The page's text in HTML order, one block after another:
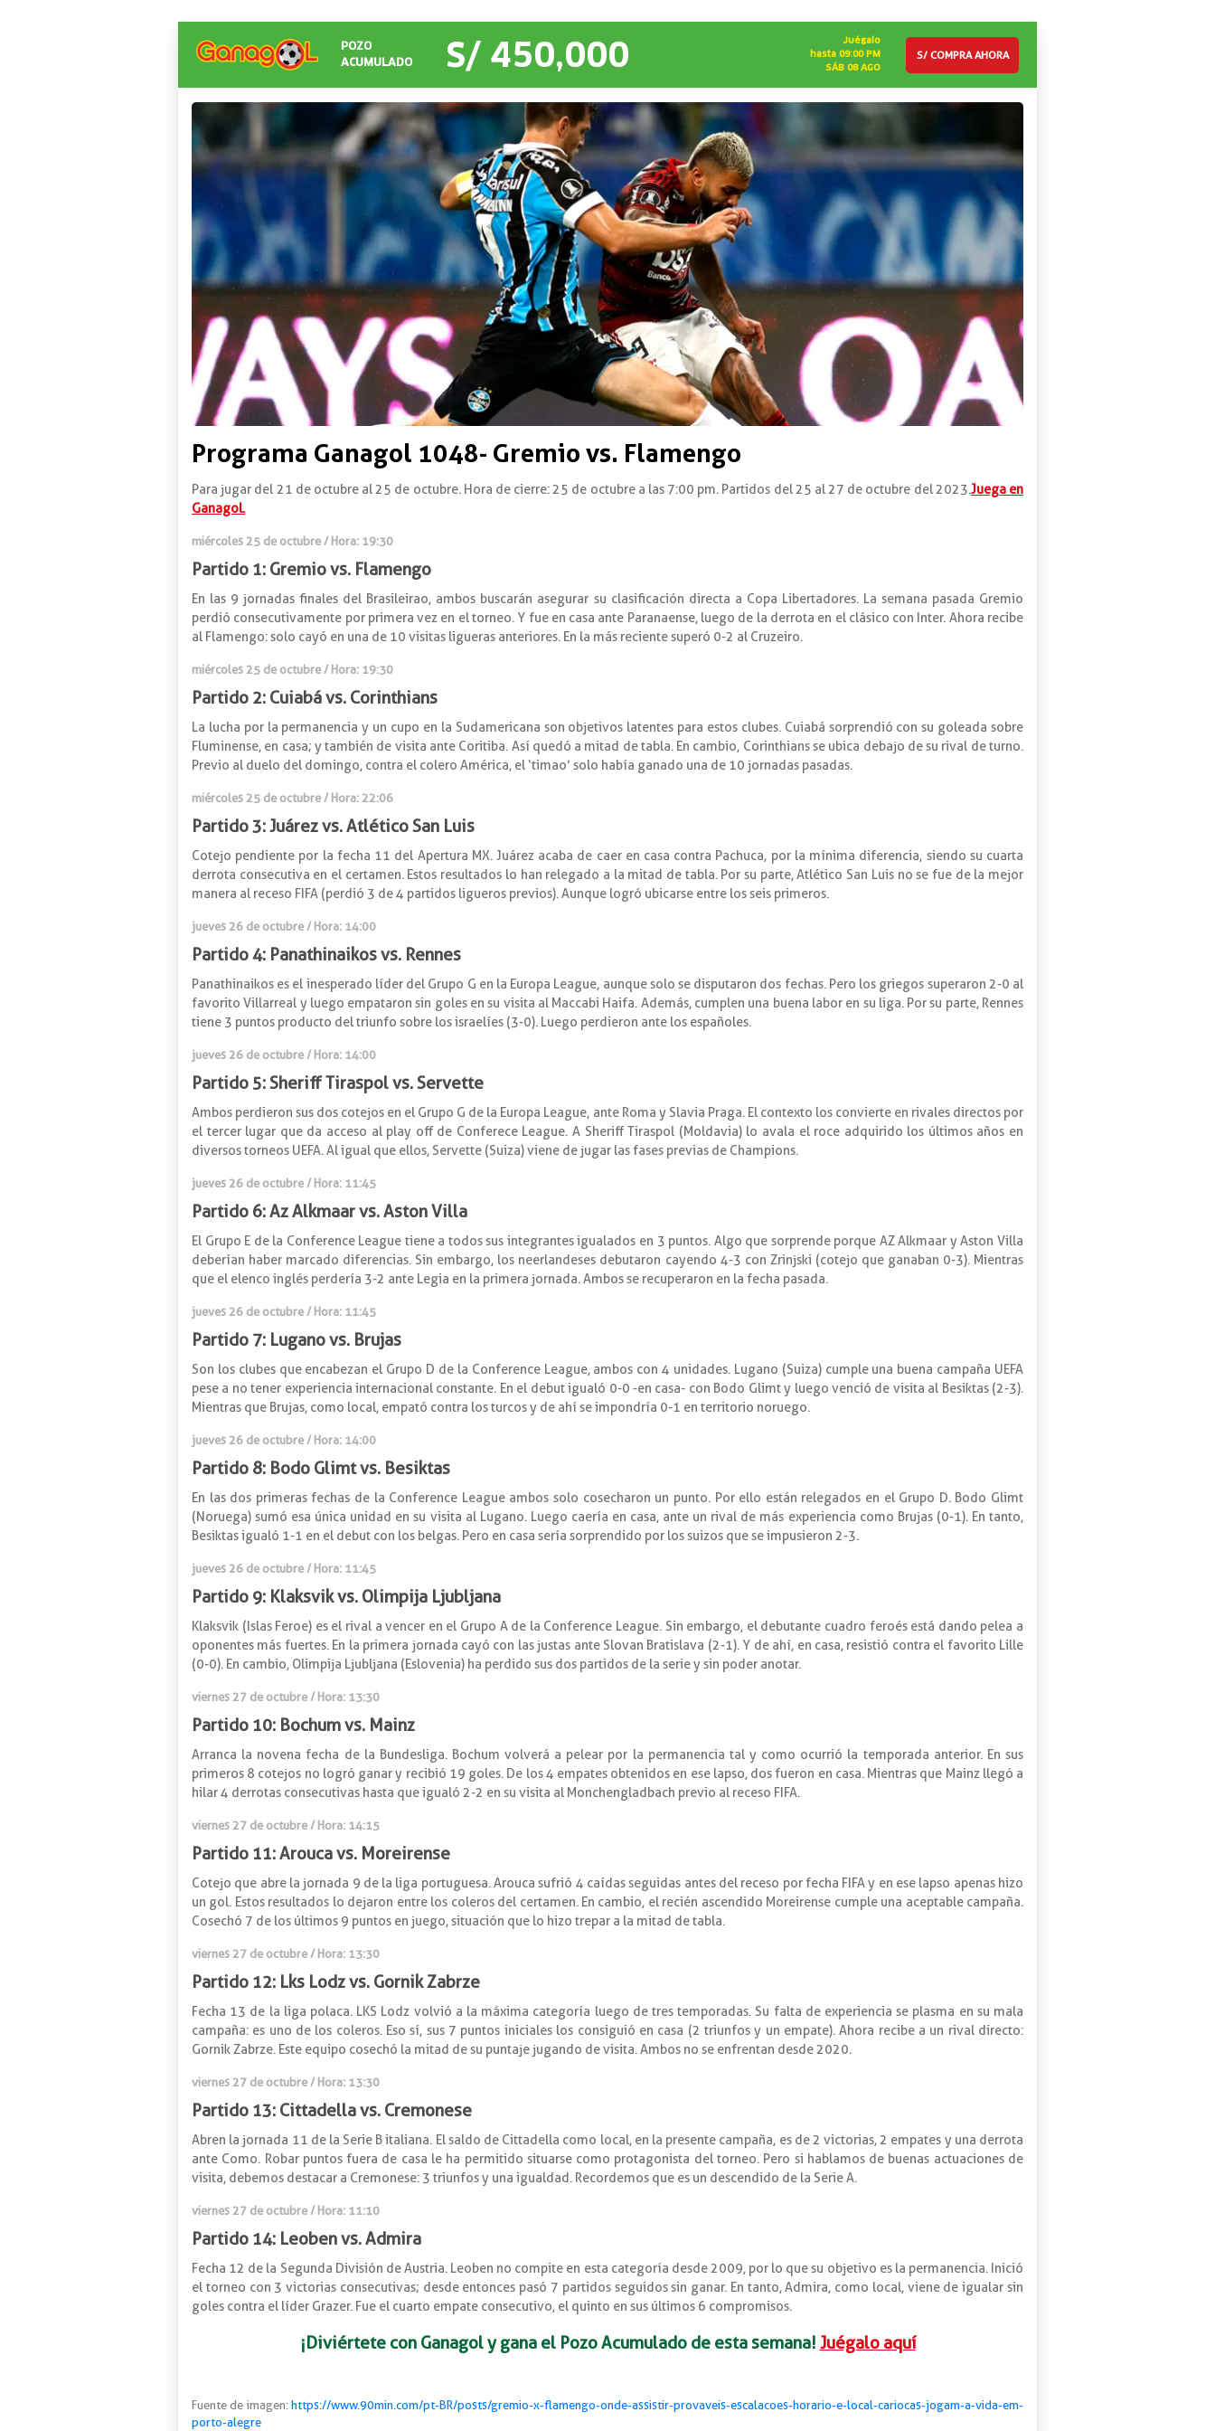
POZO
ACUMULADO
S/ 450,000
Juégalo
hasta 09:00 PM
SÁB 08 AGO
S/ COMPRA AHORA
Programa Ganagol 1048- Gremio vs. Flamengo
Para jugar del 21 de octubre al 25 de octubre. Hora de cierre: 25 de octubre a las 7:00 pm. Partidos del 25 al 27 de octubre del 2023.Juega en
Ganagol.
miércoles 25 de octubre / Hora: 19:30
Partido 1: Gremio vs. Flamengo
En las 9 jornadas finales del Brasileirao, ambos buscarán asegurar su clasificación directa a Copa Libertadores. La semana pasada Gremio
perdió consecutivamente por primera vez en el torneo. Y fue en casa ante Paranaense, luego de la derrota en el clásico con Inter. Ahora recibe
al Flamengo: solo cayó en una de 10 visitas ligueras anteriores. En la más reciente superó 0-2 al Cruzeiro.
miércoles 25 de octubre / Hora: 19:30
Partido 2: Cuiabá vs. Corinthians
La lucha por la permanencia y un cupo en la Sudamericana son objetivos latentes para estos clubes. Cuiabá sorprendió con su goleada sobre
Fluminense, en casa; y también de visita ante Coritiba. Así quedó a mitad de tabla. En cambio, Corinthians se ubica debajo de su rival de turno.
Previo al duelo del domingo, contra el colero América, el ‘timao’ solo había ganado una de 10 jornadas pasadas.
miércoles 25 de octubre / Hora: 22:06
Partido 3: Juárez vs. Atlético San Luis
Cotejo pendiente por la fecha 11 del Apertura MX. Juárez acaba de caer en casa contra Pachuca, por la mínima diferencia, siendo su cuarta
derrota consecutiva en el certamen. Estos resultados lo han relegado a la mitad de tabla. Por su parte, Atlético San Luis no se fue de la mejor
manera al receso FIFA (perdió 3 de 4 partidos ligueros previos). Aunque logró ubicarse entre los seis primeros.
jueves 26 de octubre / Hora: 14:00
Partido 4: Panathinaikos vs. Rennes
Panathinaikos es el inesperado líder del Grupo G en la Europa League, aunque solo se disputaron dos fechas. Pero los griegos superaron 2-0 al
favorito Villarreal y luego empataron sin goles en su visita al Maccabi Haifa. Además, cumplen una buena labor en su liga. Por su parte, Rennes
tiene 3 puntos producto del triunfo sobre los israelíes (3-0). Luego perdieron ante los españoles.
jueves 26 de octubre / Hora: 14:00
Partido 5: Sheriff Tiraspol vs. Servette
Ambos perdieron sus dos cotejos en el Grupo G de la Europa League, ante Roma y Slavia Praga. El contexto los convierte en rivales directos por
el tercer lugar que da acceso al play off de Conferece League. A Sheriff Tiraspol (Moldavia) lo avala el roce adquirido los últimos años en
diversos torneos UEFA. Al igual que ellos, Servette (Suiza) viene de jugar las fases previas de Champions.
jueves 26 de octubre / Hora: 11:45
Partido 6: Az Alkmaar vs. Aston Villa
El Grupo E de la Conference League tiene a todos sus integrantes igualados en 3 puntos. Algo que sorprende porque AZ Alkmaar y Aston Villa
deberían haber marcado diferencias. Sin embargo, los neerlandeses debutaron cayendo 4-3 con Zrinjski (cotejo que ganaban 0-3). Mientras
que el elenco inglés perdería 3-2 ante Legia en la primera jornada. Ambos se recuperaron en la fecha pasada.
jueves 26 de octubre / Hora: 11:45
Partido 7: Lugano vs. Brujas
Son los clubes que encabezan el Grupo D de la Conference League, ambos con 4 unidades. Lugano (Suiza) cumple una buena campaña UEFA
pese a no tener experiencia internacional constante. En el debut igualó 0-0 -en casa- con Bodo Glimt y luego venció de visita al Besiktas (2-3).
Mientras que Brujas, como local, empató contra los turcos y de ahí se impondría 0-1 en territorio noruego.
jueves 26 de octubre / Hora: 14:00
Partido 8: Bodo Glimt vs. Besiktas
En las dos primeras fechas de la Conference League ambos solo cosecharon un punto. Por ello están relegados en el Grupo D. Bodo Glimt
(Noruega) sumó esa única unidad en su visita al Lugano. Luego caería en casa, ante un rival de más experiencia como Brujas (0-1). En tanto,
Besiktas igualó 1-1 en el debut con los belgas. Pero en casa sería sorprendido por los suizos que se impusieron 2-3.
jueves 26 de octubre / Hora: 11:45
Partido 9: Klaksvik vs. Olimpija Ljubljana
Klaksvik (Islas Feroe) es el rival a vencer en el Grupo A de la Conference League. Sin embargo, el debutante cuadro feroés está dando pelea a
oponentes más fuertes. En la primera jornada cayó con las justas ante Slovan Bratislava (2-1). Y de ahí, en casa, resistió contra el favorito Lille
(0-0). En cambio, Olimpija Ljubljana (Eslovenia) ha perdido sus dos partidos de la serie y sin poder anotar.
viernes 27 de octubre / Hora: 13:30
Partido 10: Bochum vs. Mainz
Arranca la novena fecha de la Bundesliga. Bochum volverá a pelear por la permanencia tal y como ocurrió la temporada anterior. En sus
primeros 8 cotejos no logró ganar y recibió 19 goles. De los 4 empates obtenidos en ese lapso, dos fueron en casa. Mientras que Mainz llegó a
hilar 4 derrotas consecutivas hasta que igualó 2-2 en su visita al Monchengladbach previo al receso FIFA.
viernes 27 de octubre / Hora: 14:15
Partido 11: Arouca vs. Moreirense
Cotejo que abre la jornada 9 de la liga portuguesa. Arouca sufrió 4 caídas seguidas antes del receso por fecha FIFA y en ese lapso apenas hizo
un gol. Estos resultados lo dejaron entre los coleros del certamen. En cambio, el recién ascendido Moreirense cumple una aceptable campaña.
Cosechó 7 de los últimos 9 puntos en juego, situación que lo hizo trepar a la mitad de tabla.
viernes 27 de octubre / Hora: 13:30
Partido 12: Lks Lodz vs. Gornik Zabrze
Fecha 13 de la liga polaca. LKS Lodz volvió a la máxima categoría luego de tres temporadas. Su falta de experiencia se plasma en su mala
campaña: es uno de los coleros. Eso sí, sus 7 puntos iniciales los consiguió en casa (2 triunfos y un empate). Ahora recibe a un rival directo:
Gornik Zabrze. Este equipo cosechó la mitad de su puntaje jugando de visita. Ambos no se enfrentan desde 2020.
viernes 27 de octubre / Hora: 13:30
Partido 13: Cittadella vs. Cremonese
Abren la jornada 11 de la Serie B italiana. El saldo de Cittadella como local, en la presente campaña, es de 2 victorias, 2 empates y una derrota
ante Como. Robar puntos fuera de casa le ha permitido situarse como protagonista del torneo. Pero si hablamos de buenas actuaciones de
visita, debemos destacar a Cremonese: 3 triunfos y una igualdad. Recordemos que es un descendido de la Serie A.
viernes 27 de octubre / Hora: 11:10
Partido 14: Leoben vs. Admira
Fecha 12 de la Segunda División de Austria. Leoben no compite en esta categoría desde 2009, por lo que su objetivo es la permanencia. Inició
el torneo con 3 victorias consecutivas; desde entonces pasó 7 partidos seguidos sin ganar. En tanto, Admira, como local, viene de igualar sin
goles contra el líder Grazer. Fue el cuarto empate consecutivo, el quinto en sus últimos 6 compromisos.
¡Diviértete con Ganagol y gana el Pozo Acumulado de esta semana! Juégalo aquí
Fuente de imagen:https://www.90min.com/pt-BR/posts/gremio-x-flamengo-onde-assistir-provaveis-escalacoes-horario-e-local-cariocas-jogam-a-vida-em-
porto-alegre